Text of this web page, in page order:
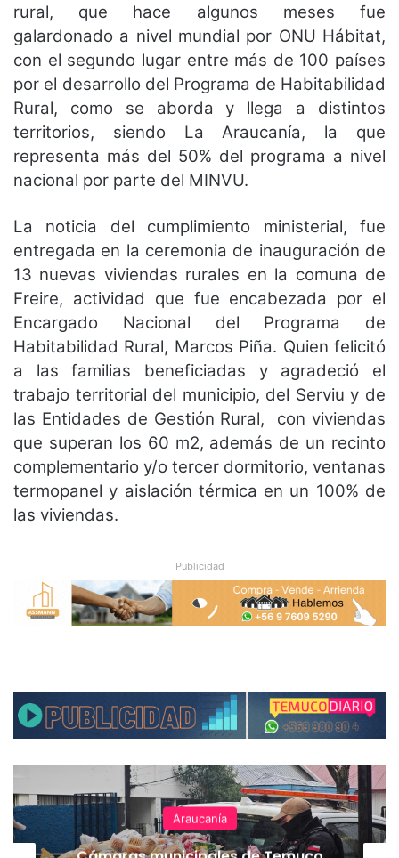
rural, que hace algunos meses fue
galardonado a nivel mundial por ONU Hábitat,
con el segundo lugar entre más de 100 países
por el desarrollo del Programa de Habitabilidad
Rural, como se aborda y llega a distintos
territorios, siendo La Araucanía, la que
representa más del 50% del programa a nivel
nacional por parte del MINVU.
La noticia del cumplimiento ministerial, fue
entregada en la ceremonia de inauguración de
13 nuevas viviendas rurales en la comuna de
Freire, actividad que fue encabezada por el
Encargado Nacional del Programa de
Habitabilidad Rural, Marcos Piña. Quien felicitó
a las familias beneficiadas y agradeció el
trabajo territorial del municipio, del Serviu y de
las Entidades de Gestión Rural, con viviendas
que superan los 60 m2, además de un recinto
complementario y/o tercer dormitorio, ventanas
termopanel y aislación térmica en un 100% de
las viviendas.
Publicidad
Araucanía